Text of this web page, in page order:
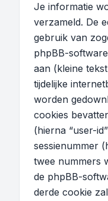
Je informatie
verzameld. De
gebruik van
phpBB-
aan (kleine
tijdelijke
worden
cookies
(hierna “user-
sessienummer
twee nummers
de phpBB-
derde cookie